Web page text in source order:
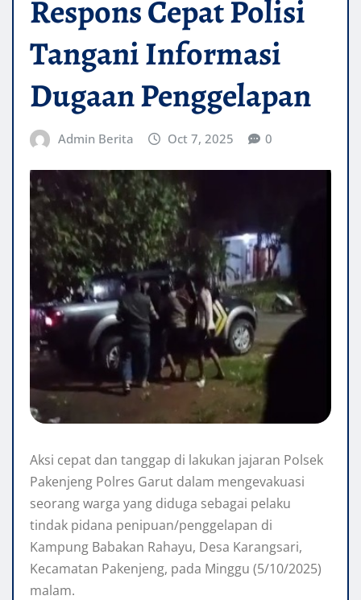
Respons Cepat Polisi
Tangani Informasi
Dugaan Penggelapan
Admin Berita Oct 7, 2025 0
Aksi cepat dan tanggap di lakukan jajaran Polsek
Pakenjeng Polres Garut dalam mengevakuasi
seorang warga yang diduga sebagai pelaku
tindak pidana penipuan/penggelapan di
Kampung Babakan Rahayu, Desa Karangsari,
Kecamatan Pakenjeng, pada Minggu (5/10/2025)
malam.